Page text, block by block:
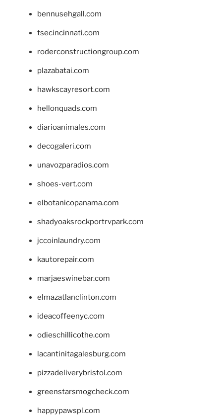
bennusehgall.com
tsecincinnati.com
roderconstructiongroup.com
plazabatai.com
hawkscayresort.com
hellonquads.com
diarioanimales.com
decogaleri.com
unavozparadios.com
shoes-vert.com
elbotanicopanama.com
shadyoaksrockportrvpark.com
jccoinlaundry.com
kautorepair.com
marjaeswinebar.com
elmazatlanclinton.com
ideacoffeenyc.com
odieschillicothe.com
lacantinitagalesburg.com
pizzadeliverybristol.com
greenstarsmogcheck.com
happypawspl.com